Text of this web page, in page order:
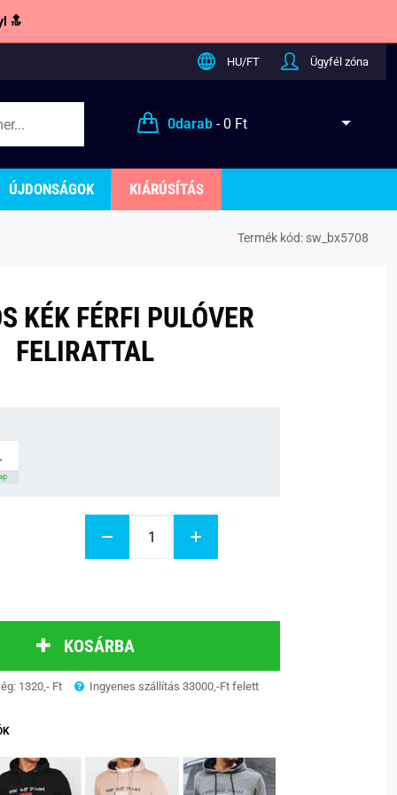
🔝
HU/FT Ügyfél zóna
0darab- 0 Ft
ÚJDONSÁGOK KIÁRÚSÍTÁS
Termék kód: sw_bx5708
KÉK FÉRFI PULÓVER
FELIRATTAL
KOSÁRBA
1320,- Ft Ingyenes szállítás 33000,-Ft felett